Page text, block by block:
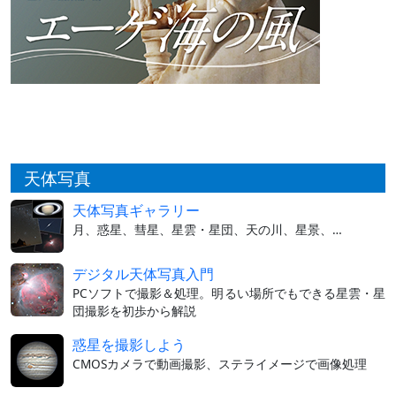
天体写真
天体写真ギャラリー
月、惑星、彗星、星雲・星団、天の川、星景、…
デジタル天体写真入門
PCソフトで撮影＆処理。明るい場所でもできる星雲・星
団撮影を初歩から解説
惑星を撮影しよう
CMOSカメラで動画撮影、ステライメージで画像処理